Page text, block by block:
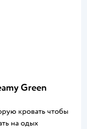
Green
кровать чтобы
на одых